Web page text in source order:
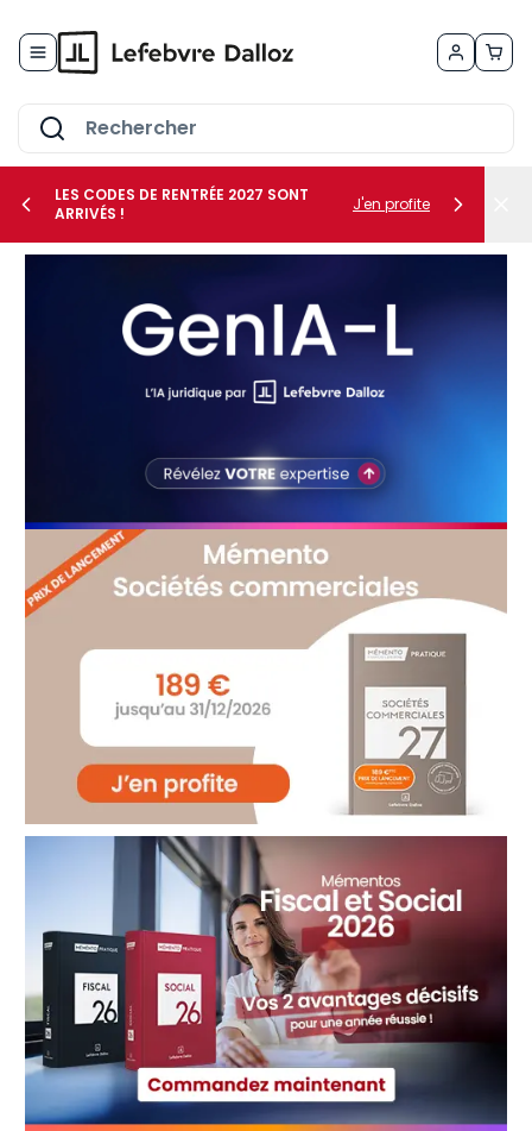
le sous-menu Vos besoins
LES CODES DE RENTRÉE 2027 SONT
ARRIVÉS !
J'en profite